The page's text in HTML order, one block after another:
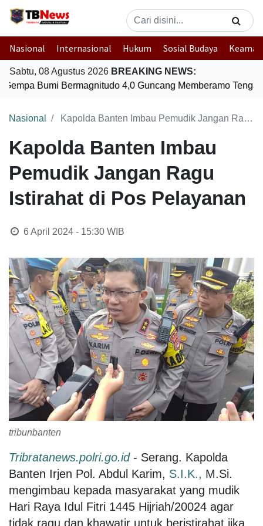
Nasional Internasional Hukum Sosial Budaya
Sabtu, 08 Agustus 2026 BREAKING NEWS:
Bumi Bermagnitudo 4,0 Guncang Memberamo
Nasional Kapolda Banten Imbau Pemudik Jangan Ragu Istirahat di Pos Pelayanan
Kapolda Banten Imbau
Pemudik Jangan Ragu
Istirahat di Pos Pelayanan
6 April 2024 - 15:30WIB
tribunbanten
Tribratanews.polri.go.id- Serang. Kapolda
Banten Irjen Pol. Abdul Karim, S.I.K., M.Si.
mengimbau kepada masyarakat yang mudik
Hari Raya Idul Fitri 1445 Hijriah/20024 agar
tidak ragu dan khawatir untuk beristirahat jika